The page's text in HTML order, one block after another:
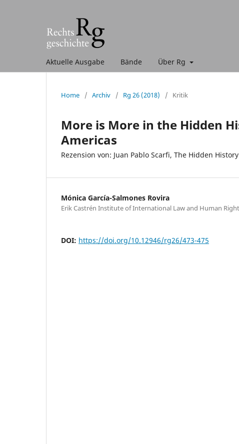
Aktuelle Ausgabe Bände Über Rg
Home / Archiv / Rg 26 (2018) / Kritik
More is More in the Hidden
Americas
Rezension von: Juan Pablo Scarfi, The Hidden
Mónica García-Salmones Rovira
Erik Castrén Institute of International Law and Human
DOI: https://doi.org/10.12946/rg26/473-475